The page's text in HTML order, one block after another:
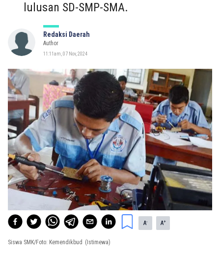
lulusan SD-SMP-SMA.
Redaksi Daerah
Author
11:11am, 07 Nov, 2024
A- A+
Siswa SMK/Foto: Kemendikbud (Istimewa)